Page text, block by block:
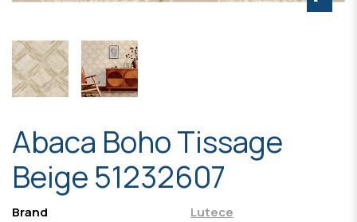
Abaca Boho Tissage
Beige 51232607
Brand
Lutece